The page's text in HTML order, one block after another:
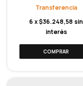
6 x$36.248,58 sin
interés